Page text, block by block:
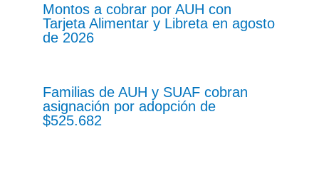
Montos a cobrar por AUH con
Tarjeta Alimentar y Libreta en agosto
de 2026
Familias de AUH y SUAF cobran
asignación por adopción de
$525.682